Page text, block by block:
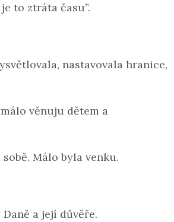
to ztráta času”.
nastavovala hranice,
věnuju dětem a
Málo byla venku.
a její důvěře.